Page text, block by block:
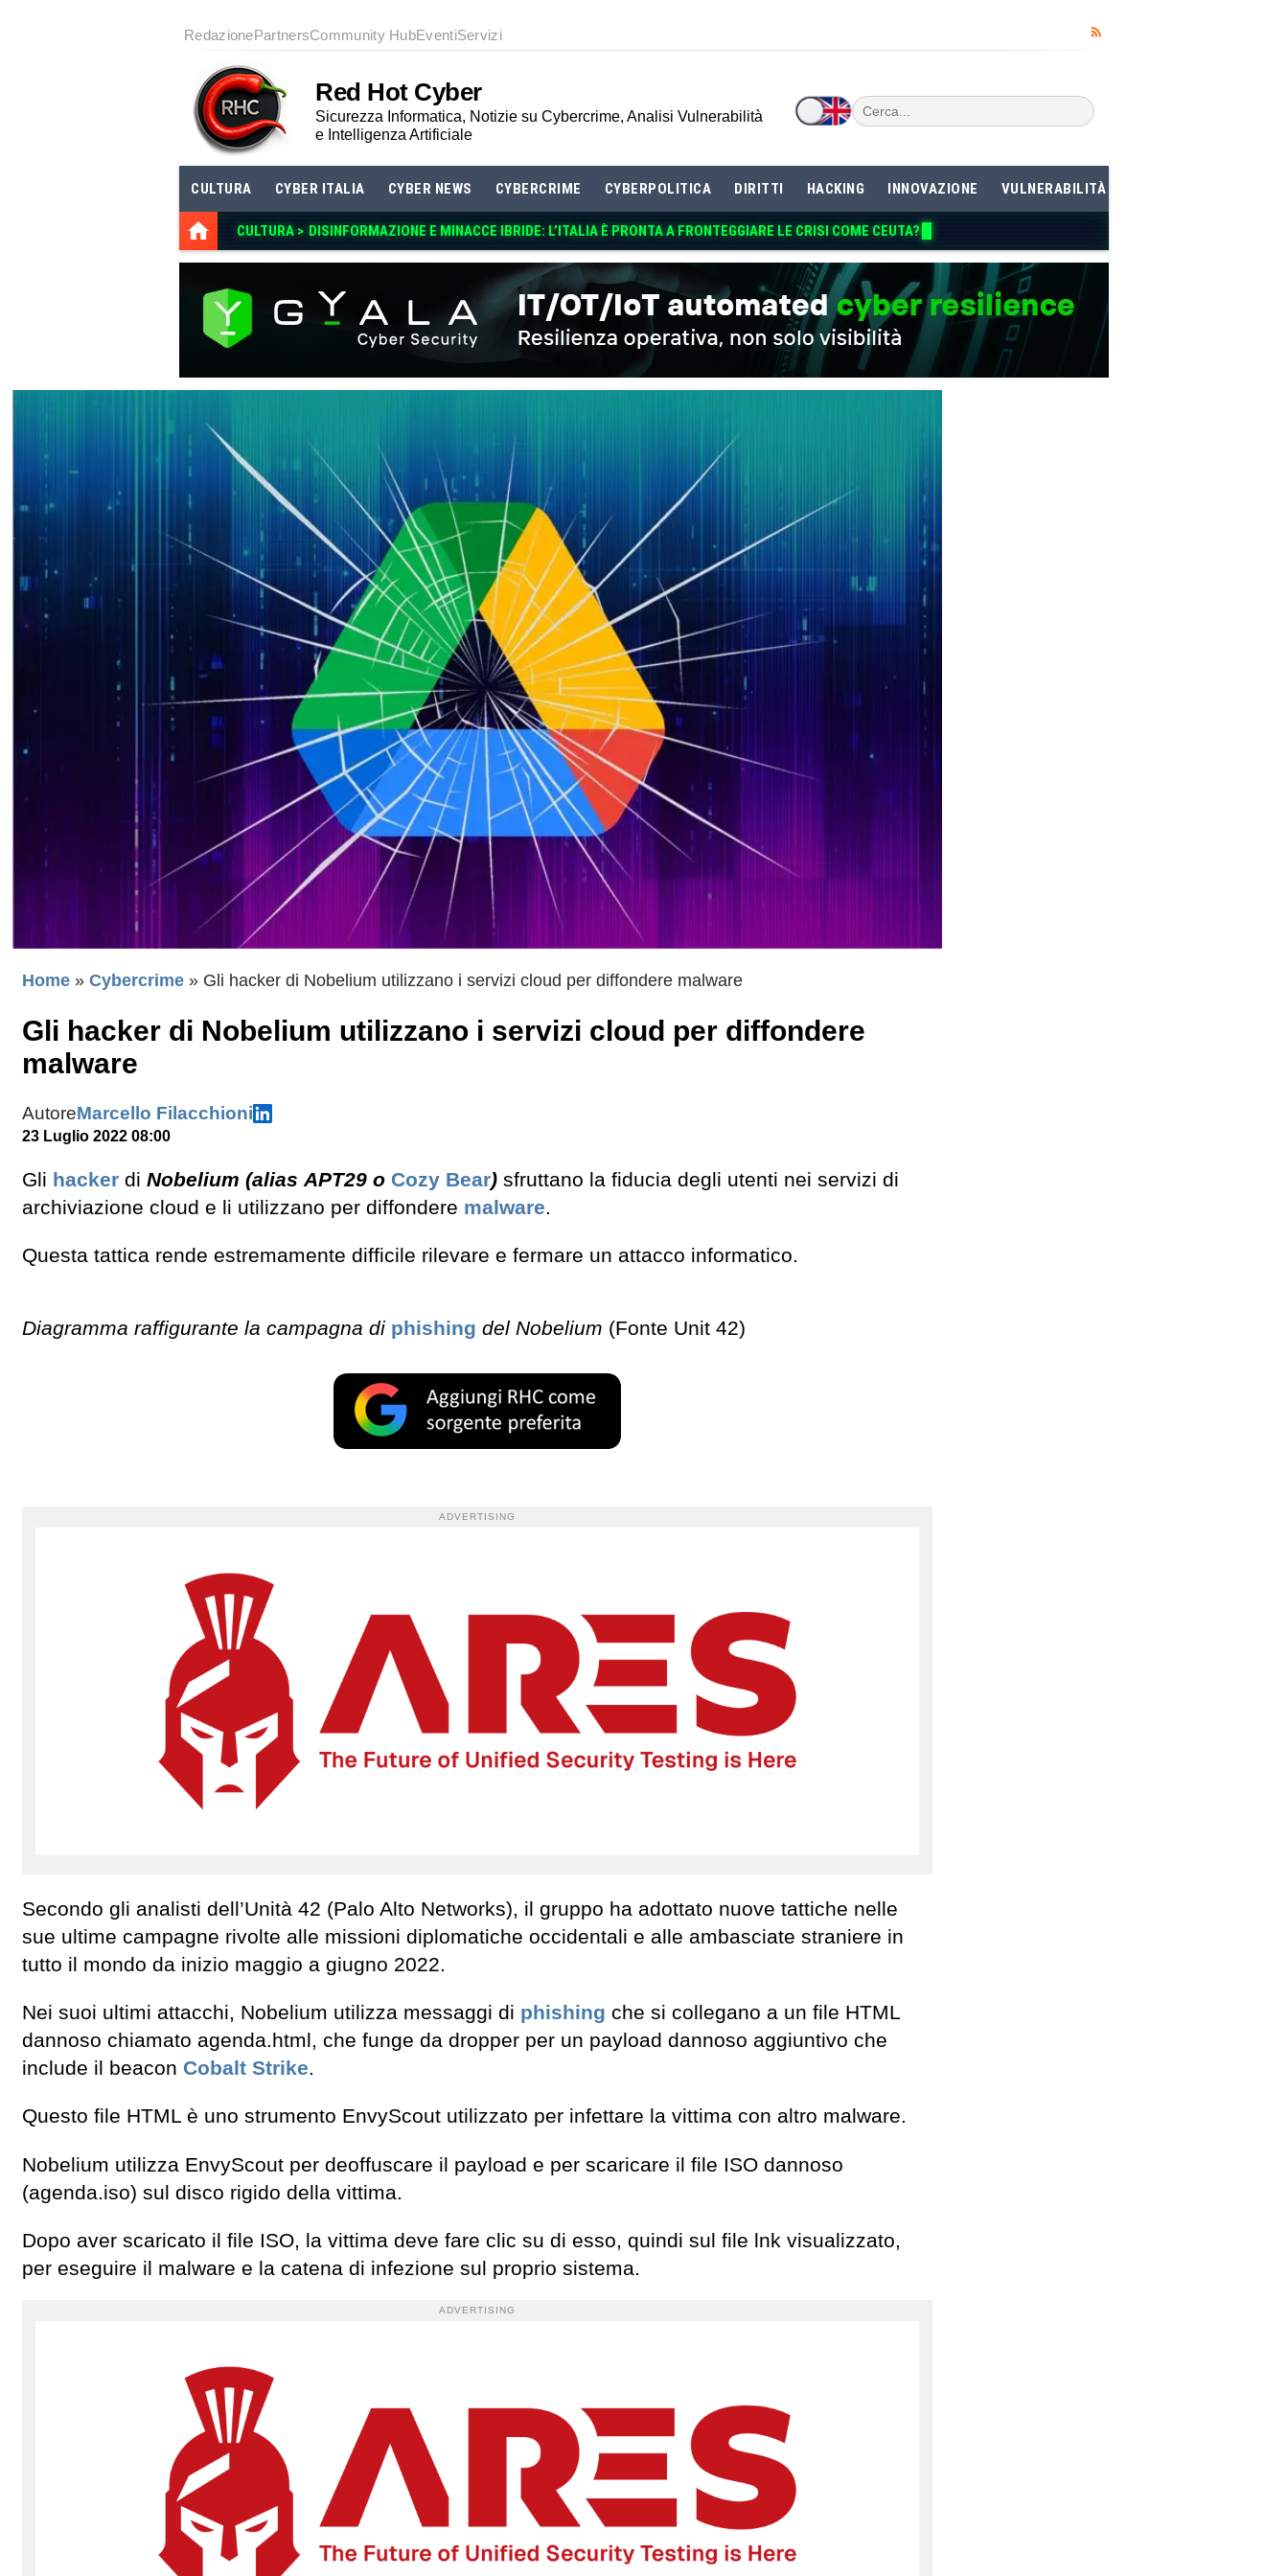
RedazionePartnersCommunity HubEventiServizi
Red Hot Cyber
Sicurezza Informatica, Notizie su Cybercrime, Analisi Vulnerabilità
e Intelligenza Artificiale
CULTURA CYBER ITALIA CYBER NEWS CYBERCRIME CYBERPOLITICA DIRITTI HACKING INNOVAZIONE VULNERABILITÀ
CULTURA > DISINFORMAZIONE E MINACCE IBRIDE: L’ITALIA È PRONTA A FRONTEGGIARE LE CRISI COME CEUTA?
Home » Cybercrime » Gli hacker di Nobelium utilizzano i servizi cloud per diffondere malware
Gli hacker di Nobelium utilizzano i servizi cloud per diffondere
malware
AutoreMarcello Filacchioni
23 Luglio 2022 08:00
Gli hacker di Nobelium (alias APT29 o Cozy Bear) sfruttano la fiducia degli utenti nei servizi di
archiviazione cloud e li utilizzano per diffondere malware.
Questa tattica rende estremamente difficile rilevare e fermare un attacco informatico.
Diagramma raffigurante la campagna di phishing del Nobelium (Fonte Unit 42)
ADVERTISING
Secondo gli analisti dell’Unità 42 (Palo Alto Networks), il gruppo ha adottato nuove tattiche nelle
sue ultime campagne rivolte alle missioni diplomatiche occidentali e alle ambasciate straniere in
tutto il mondo da inizio maggio a giugno 2022.
Nei suoi ultimi attacchi, Nobelium utilizza messaggi di phishing che si collegano a un file HTML
dannoso chiamato agenda.html, che funge da dropper per un payload dannoso aggiuntivo che
include il beacon Cobalt Strike.
Questo file HTML è uno strumento EnvyScout utilizzato per infettare la vittima con altro malware.
Nobelium utilizza EnvyScout per deoffuscare il payload e per scaricare il file ISO dannoso
(agenda.iso) sul disco rigido della vittima.
Dopo aver scaricato il file ISO, la vittima deve fare clic su di esso, quindi sul file lnk visualizzato,
per eseguire il malware e la catena di infezione sul proprio sistema.
ADVERTISING